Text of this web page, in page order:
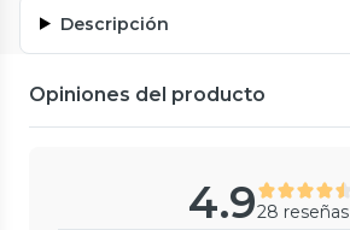
Descripción
Opiniones del producto
4.928 reseñas